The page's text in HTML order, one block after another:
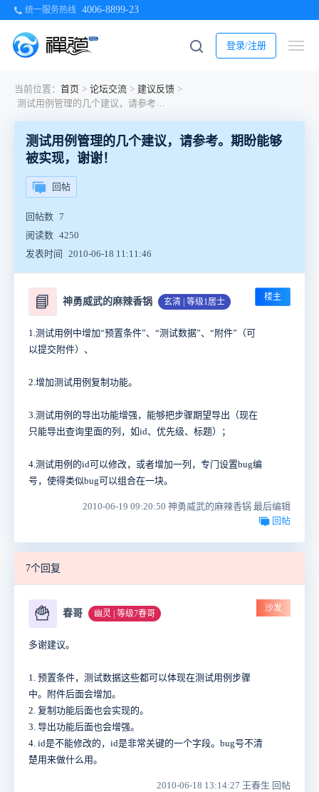
统一服务热线 4006-8899-23
登录/注册
当前位置： 首页 > 论坛交流 > 建议反馈 >
测试用例管理的几个建议，请参考。期盼能够被实现，谢谢！
测试用例管理的几个建议，请参考。期盼能够
被实现，谢谢！
回帖
回帖数 7
阅读数 4250
发表时间
2010-06-18 11:11:46
📘 神勇威武的麻辣香锅 玄清 | 等级1居士 楼主
1.测试用例中增加“预置条件”、“测试数据”、“附件”（可
以提交附件）、
2.增加测试用例复制功能。
3.测试用例的导出功能增强，能够把步骤期望导出（现在
只能导出查询里面的列，如id、优先级、标题）；
4.测试用例的id可以修改，或者增加一列，专门设置bug编
号，使得类似bug可以组合在一块。
2010-06-19 09:20:50 神勇威武的麻辣香锅 最后编辑
回帖
7个回复
🍟 春哥 幽灵 | 等级7春哥
沙发
多谢建议。
1. 预置条件，测试数据这些都可以体现在测试用例步骤
中。附件后面会增加。
2. 复制功能后面也会实现的。
3. 导出功能后面也会增强。
4. id是不能修改的，id是非常关键的一个字段。bug号不清
楚用来做什么用。
2010-06-18 13:14:27 王春生 回帖